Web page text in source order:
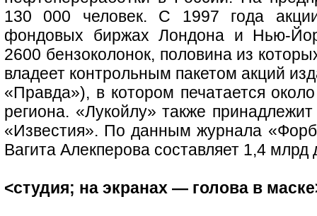
130 000 человек. С 1997 года
фондовых биржах Лондона и Нью-
2600 бензоколонок, половина из
владеет контрольным пакетом акций
«Правда»), в котором печатается
региона. «Лукойлу» также
«Известия». По данным журнала
Вагита Алекперова составляет 1,4 млрд
<студия; на экранах — голова в